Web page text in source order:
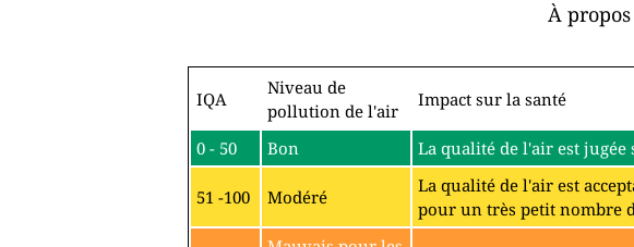
À
IQA
Niveau de
pollution de l'air
Impact sur la santé
0 - 50 Bon La qualité de l'air est
51 -100 Modéré
La qualité de l'air est
pour un très petit nombre